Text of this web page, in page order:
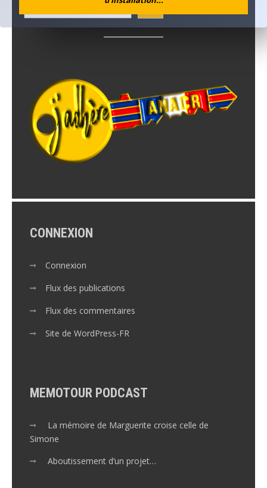
CONNEXION
Connexion
Flux des publications
Flux des commentaires
Site de WordPress-FR
MEMOTOUR PODCAST
La mémoire de Marguerite croise celle de
Simone
Aboutissement d’un projet…